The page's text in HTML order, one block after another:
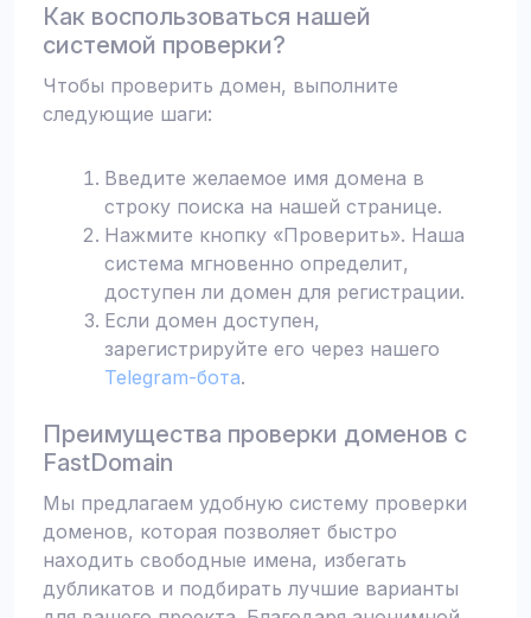
Как воспользоваться нашей
системой проверки?
Чтобы проверить домен, выполните
следующие шаги:
Введите желаемое имя домена в
строку поиска на нашей странице.
Нажмите кнопку «Проверить». Наша
система мгновенно определит,
доступен ли домен для регистрации.
Если домен доступен,
зарегистрируйте его через нашего
Telegram-бота.
Преимущества проверки доменов с
FastDomain
Мы предлагаем удобную систему проверки
доменов, которая позволяет быстро
находить свободные имена, избегать
дубликатов и подбирать лучшие варианты